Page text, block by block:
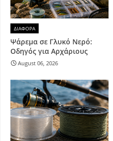
ΔΙΑΦΟΡΑ
Ψάρεμα σε Γλυκό Νερό:
Οδηγός για Αρχάριους
August 06, 2026